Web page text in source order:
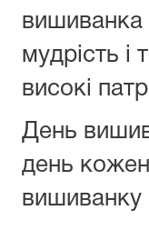
вишиванка
мудрість і
високі
День
день
вишиванку